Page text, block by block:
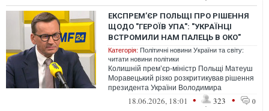
ЕКСПРЕМ’ЄР ПОЛЬЩІ ПРО РІШЕННЯ
ЩОДО "ГЕРОЇВ УПА": "УКРАЇНЦІ
ВСТРОМИЛИ НАМ ПАЛЕЦЬ В ОКО"
Категорія: Політичні новини України та світу:
читати новини політики
Колишній прем’єр-міністр Польщі Матеуш
Моравецький різко розкритикував рішення
президента України Володимира
Зеленського присвоїти Окремому центру
18.06.2026, 18:01 • 323 • 0